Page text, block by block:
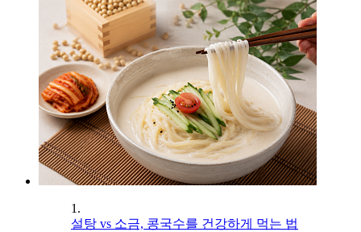
1.
설탕 vs 소금, 콩국수를 건강하게 먹는 법